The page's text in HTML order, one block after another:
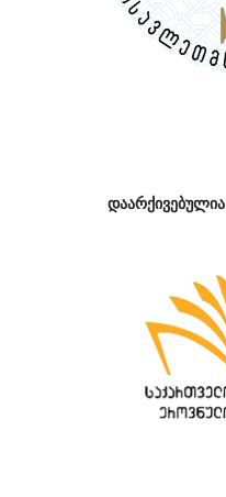
დაარქივებულია